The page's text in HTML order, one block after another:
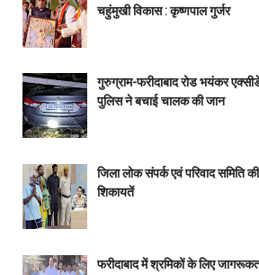
चहुंमुखी विकास : कृष्णपाल गुर्जर
गुरुग्राम-फरीदाबाद रोड भयंकर
पुलिस ने बचाई चालक की जान
जिला लोक संपर्क एवं परिवाद समिति
शिकायतें
फरीदाबाद में श्रमिकों के लिए